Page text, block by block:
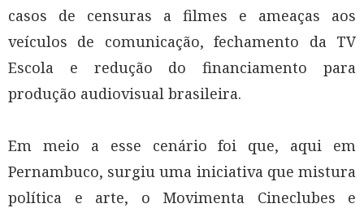
casos de censuras a filmes e ameaças aos
veículos de comunicação, fechamento da TV
Escola e redução do financiamento para
produção audiovisual brasileira.
Em meio a esse cenário foi que, aqui em
Pernambuco, surgiu uma iniciativa que mistura
política e arte, o Movimenta Cineclubes e